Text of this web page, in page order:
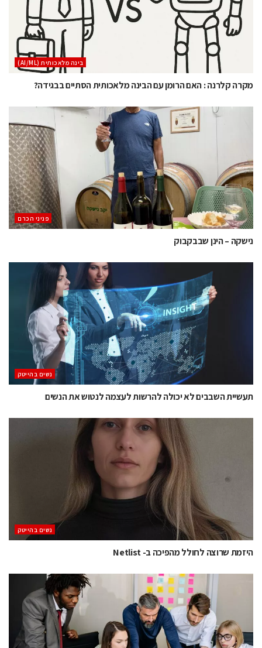
בינה מלאכותית (AI/ML)
מקרה קלרנה : האם הרומן עם הבינה מלאכותית הסתיים בבגידה?
פניני הכרם
נישקה – הינן שבבקבוק
נשים בהייטק
תעשיית השבבים לא יכולה להרשות לעצמה לנטוש את הנשים
נשים בהייטק
היזמת שרוצה לחולל מהפיכה ב- Netlist